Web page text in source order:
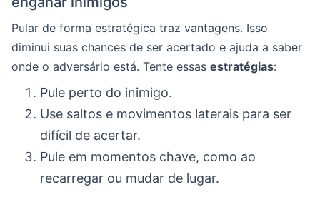
Pular de forma estratégica traz vantagens. Isso
diminui suas chances de ser acertado e ajuda a saber
onde o adversário está. Tente essas estratégias:
Pule perto do inimigo.
Use saltos e movimentos laterais para ser
difícil de acertar.
Pule em momentos chave, como ao
recarregar ou mudar de lugar.